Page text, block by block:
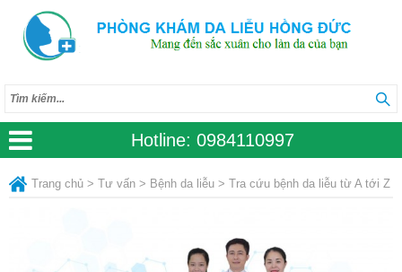
Hotline: 0984110997
Trang chủ > Tư vấn > Bệnh da liễu > Tra cứu bệnh da liễu từ A tới Z